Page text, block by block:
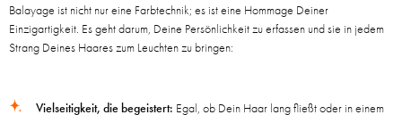
Balayage ist nicht nur eine Farbtechnik; es ist eine Hommage Deiner
Einzigartigkeit. Es geht darum, Deine Persönlichkeit zu erfassen und sie in jedem
Strang Deines Haares zum Leuchten zu bringen:
Vielseitigkeit, die begeistert: Egal, ob Dein Haar lang fließt oder in einem